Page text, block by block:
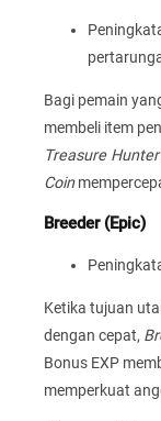
Bagi pemain
membeli item
Treasure Hunter
Coin
Breeder (Epic)
Ketika tujuan
dengan cepat,
Bonus EXP
memperkuat